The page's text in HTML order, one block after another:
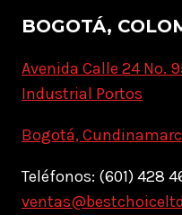
BOGOTÁ,
Avenida Calle 24 No.
Industrial Portos
Bogotá,
Teléfonos: (601) 428